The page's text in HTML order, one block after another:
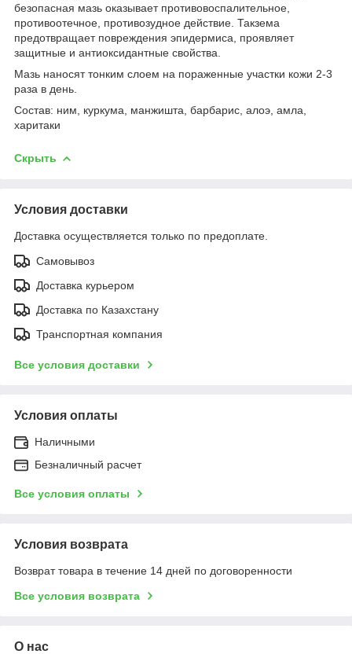
безопасная мазь оказывает противовоспалительное,
противоотечное, противозудное действие. Такзема
предотвращает повреждения эпидермиса, проявляет
защитные и антиоксидантные свойства.
Мазь наносят тонким слоем на пораженные участки кожи 2-3
раза в день.
Состав: ним, куркума, манжишта, барбарис, алоэ, амла,
харитаки
Скрыть
Условия доставки
Доставка осуществляется только по предоплате.
Самовывоз
Доставка курьером
Доставка по Казахстану
Транспортная компания
Все условия доставки
Условия оплаты
Наличными
Безналичный расчет
Все условия оплаты
Условия возврата
Возврат товара в течение 14 дней по договоренности
Все условия возврата
О нас